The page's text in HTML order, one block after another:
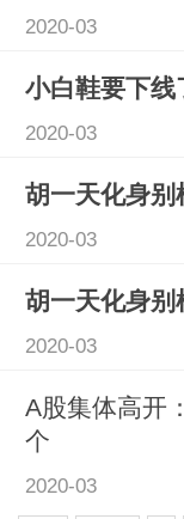
2020-03
小白鞋要下线
2020-03
胡一天化身别
2020-03
胡一天化身别
2020-03
A股集体高开
个
2020-03